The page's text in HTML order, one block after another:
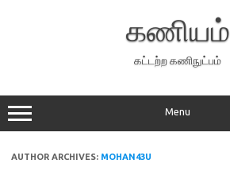
கணியம்
கட்டற்ற கணிநுட்பம்
Menu
AUTHOR ARCHIVES: MOHAN43U